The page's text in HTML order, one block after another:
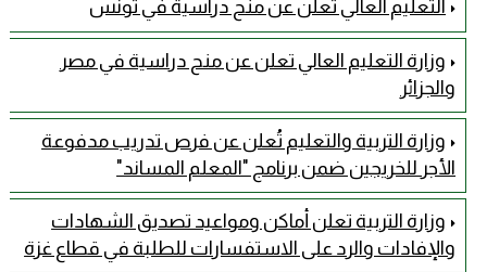
التعليم العالي تعلن عن منح دراسية في تونس
وزارة التعليم العالي تعلن عن منح دراسية في مصر
والجزائر
وزارة التربية والتعليم تُعلن عن فرص تدريب مدفوعة
الأجر للخريجين ضمن برنامج "المعلم المساند"
وزارة التربية تعلن أماكن ومواعيد تصديق الشهادات
والإفادات والرد على الاستفسارات للطلبة في قطاع غزة